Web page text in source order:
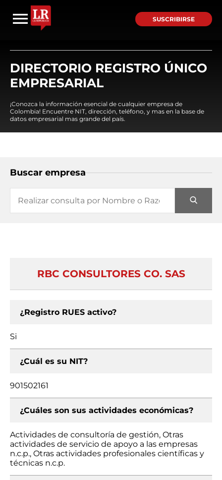
SUSCRIBIRSE
DIRECTORIO REGISTRO ÚNICO
EMPRESARIAL
¡Conozca la información esencial de cualquier empresa de
Colombia! Encuentre NIT, dirección, teléfono, y mas en la base de
datos empresarial mas grande del país.
Buscar empresa
RBC CONSULTORES CO. SAS
¿Registro RUES activo?
Si
¿Cuál es su NIT?
901502161
¿Cuáles son sus actividades económicas?
Actividades de consultoría de gestión, Otras
actividades de servicio de apoyo a las empresas
n.c.p., Otras actividades profesionales científicas y
técnicas n.c.p.